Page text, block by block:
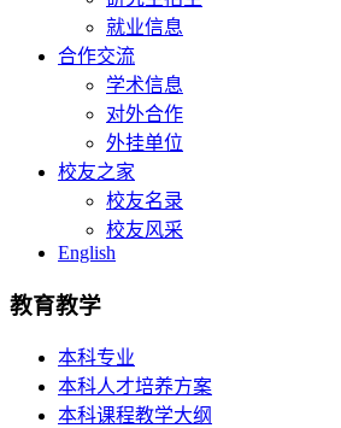
就业信息
合作交流
学术信息
对外合作
外挂单位
校友之家
校友名录
校友风采
English
教育教学
本科专业
本科人才培养方案
本科课程教学大纲